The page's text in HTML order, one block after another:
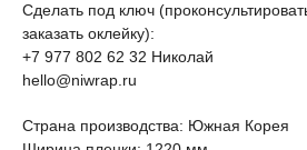
Сделать под ключ
заказать оклейку):
+7 977 802 62 32 Николай
hello@niwrap.ru
Страна производства: Южная Корея